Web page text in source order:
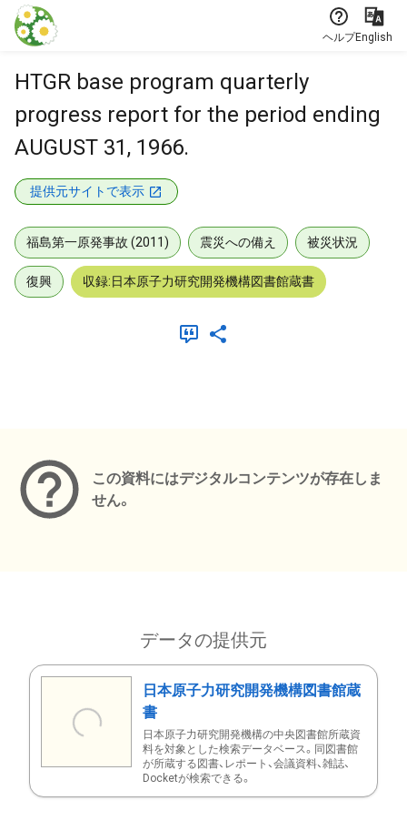
本文に飛ぶ
ヘルプEnglish
HTGR base program quarterly
progress report for the period ending
AUGUST 31, 1966.
提供元サイトで表示
福島第一原発事故 (2011) 震災への備え 被災状況
復興 収録:日本原子力研究開発機構図書館蔵書
この資料にはデジタルコンテンツが存在しま
せん。
データの提供元
日本原子力研究開発機構図書館蔵
書
日本原子力研究開発機構の中央図書館所蔵資
料を対象とした検索データベース。同図書館
が所蔵する図書、レポート、会議資料、雑誌、
Docketが検索できる。